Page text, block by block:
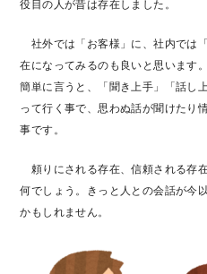
役目の人が昔は存在しました。
社外では「お客様」に、社内では
在になってみるのも良いと思います。
簡単に言うと、「聞き上手」「話し
って行く事で、思わぬ話が聞けたり
事です。
頼りにされる存在、信頼される存
何でしょう。きっと人との会話が今
かもしれません。